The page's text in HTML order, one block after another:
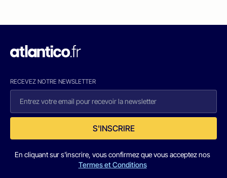
RECEVEZ NOTRE NEWSLETTER
S'INSCRIRE
En cliquant sur s'inscrire, vous confirmez que vous acceptez nos
Termes et Conditions